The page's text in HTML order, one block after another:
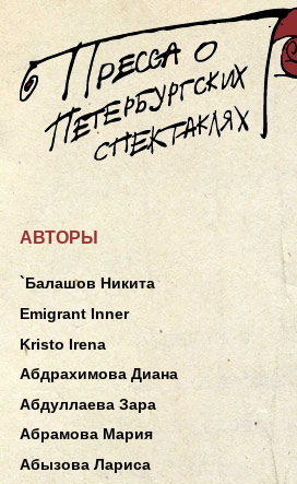
АВТОРЫ
`Балашов Никита
Emigrant Inner
Kristo Irena
Абдрахимова Диана
Абдуллаева Зара
Абрамова Мария
Абызова Лариса